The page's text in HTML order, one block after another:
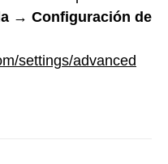
→ Configuración de
settings/advanced